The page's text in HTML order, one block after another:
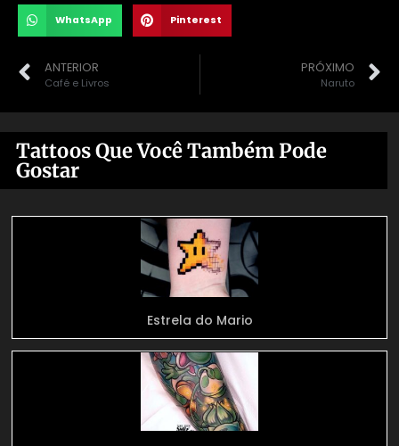
WhatsApp Pinterest
ANTERIOR
Café e Livros
PRÓXIMO
Naruto
Tattoos Que Você Também Pode
Gostar
Estrela do Mario